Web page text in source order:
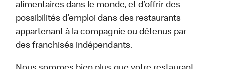
alimentaires dans le monde, et d’offrir des
possibilités d’emploi dans des restaurants
appartenant à la compagnie ou détenus par
des franchisés indépendants.